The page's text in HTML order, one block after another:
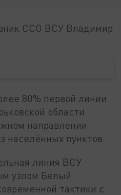
ССО ВСУ Владимир
80% первой линии
области.
направлении
населённых пунктов.
линия ВСУ
узлом Белый
тактики с